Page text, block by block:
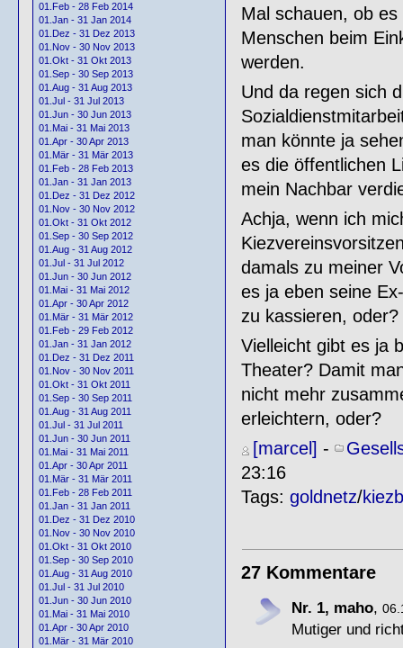
01.Feb - 28 Feb 2014
01.Jan - 31 Jan 2014
01.Dez - 31 Dez 2013
01.Nov - 30 Nov 2013
01.Okt - 31 Okt 2013
01.Sep - 30 Sep 2013
01.Aug - 31 Aug 2013
01.Jul - 31 Jul 2013
01.Jun - 30 Jun 2013
01.Mai - 31 Mai 2013
01.Apr - 30 Apr 2013
01.Mär - 31 Mär 2013
01.Feb - 28 Feb 2013
01.Jan - 31 Jan 2013
01.Dez - 31 Dez 2012
01.Nov - 30 Nov 2012
01.Okt - 31 Okt 2012
01.Sep - 30 Sep 2012
01.Aug - 31 Aug 2012
01.Jul - 31 Jul 2012
01.Jun - 30 Jun 2012
01.Mai - 31 Mai 2012
01.Apr - 30 Apr 2012
01.Mär - 31 Mär 2012
01.Feb - 29 Feb 2012
01.Jan - 31 Jan 2012
01.Dez - 31 Dez 2011
01.Nov - 30 Nov 2011
01.Okt - 31 Okt 2011
01.Sep - 30 Sep 2011
01.Aug - 31 Aug 2011
01.Jul - 31 Jul 2011
01.Jun - 30 Jun 2011
01.Mai - 31 Mai 2011
01.Apr - 30 Apr 2011
01.Mär - 31 Mär 2011
01.Feb - 28 Feb 2011
01.Jan - 31 Jan 2011
01.Dez - 31 Dez 2010
01.Nov - 30 Nov 2010
01.Okt - 31 Okt 2010
01.Sep - 30 Sep 2010
01.Aug - 31 Aug 2010
01.Jul - 31 Jul 2010
01.Jun - 30 Jun 2010
01.Mai - 31 Mai 2010
01.Apr - 30 Apr 2010
01.Mär - 31 Mär 2010
Mal schauen, ob
Menschen beim
werden.
Und da regen sich
man könnte ja
es die öffentlichen
mein Nachbar
Achja, wenn ich
damals zu meiner
es ja eben seine
zu kassieren, oder?
Vielleicht gibt es ja
Theater? Damit
nicht mehr
erleichtern, oder?
[marcel] -
23:16
Tags: goldnetz/
27 Kommentare
Nr. 1, maho,
Mutiger und